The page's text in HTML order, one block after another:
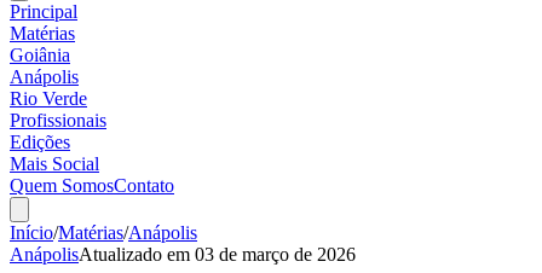
Principal
Matérias
Goiânia
Anápolis
Rio Verde
Profissionais
Edições
Mais Social
Quem SomosContato
Início/Matérias/Anápolis
AnápolisAtualizado em 03 de março de 2026